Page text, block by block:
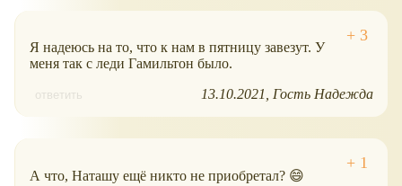
Я надеюсь на то, что к нам в пятницу завезут. У
меня так с леди Гамильтон было.
ответить 13.10.2021 Гость Надежда
А что, Наташу ещё никто не приобретал? 😄